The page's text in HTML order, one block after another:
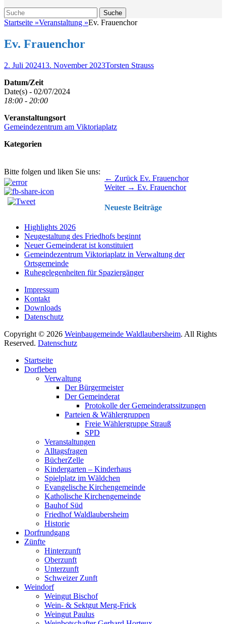
Suche
Suche
nach:
Startseite »Veranstaltung »Ev. Frauenchor
Ev. Frauenchor
Veröffentlicht
2. Juli 202413. November 2023Autor
Torsten Strauss
Datum/Zeit
Date(s) - 02/07/2024
18:00 - 20:00
Veranstaltungsort
Gemeindezentrum am Viktoriaplatz
Kategorien
Bitte folgen und liken Sie uns:
Beitragsnavigation ← Zurück Vorhergehender
Beitrag:
Ev. Frauenchor
Weiter → Nächster
Ev. Frauenchor
Neueste Beiträge
Highlights 2026
Neugestaltung des Friedhofs beginnt
Neuer Gemeinderat ist konstituiert
Gemeindezentrum Viktoriaplatz in Verwaltung der
Ortsgemeinde
Ruhegelegenheiten für Spaziergänger
Impressum
Kontakt
Downloads
Datenschutz
Copyright © 2026 Weinbaugemeinde Waldlaubersheim. All Rights
Reserved. Datenschutz
oben
scrollen
Startseite
Dorfleben
Verwaltung
Der Bürgermeister
Der Gemeinderat
Protokolle der Gemeinderatssitzungen
Parteien & Wählergruppen
Freie Wählergruppe Strauß
SPD
Veranstaltungen
Alltagsfragen
BücherZelle
Kindergarten – Kinderhaus
Spielplatz im Wäldchen
Evangelische Kirchengemeinde
Katholische Kirchengemeinde
Bauhof Süd
Friedhof Waldlaubersheim
Historie
Dorfrundgang
Zünfte
Hinterzunft
Oberzunft
Unterzunft
Schweizer Zunft
Weindorf
Weingut Bischof
Wein- & Sektgut Merg-Frick
Weingut Paulus